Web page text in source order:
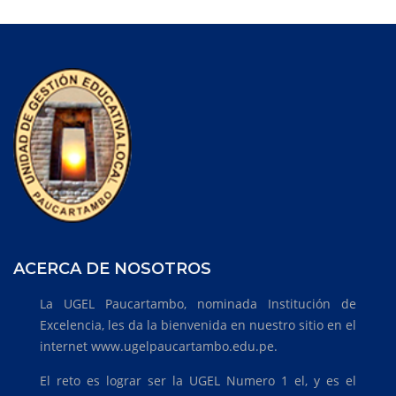
ACERCA DE NOSOTROS
La UGEL Paucartambo, nominada Institución de
Excelencia, les da la bienvenida en nuestro sitio en el
internet www.ugelpaucartambo.edu.pe.
El reto es lograr ser la UGEL Numero 1 el, y es el